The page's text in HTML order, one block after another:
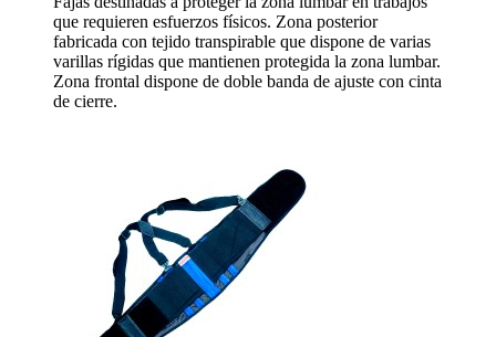
que requieren esfuerzos físicos. Zona posterior
fabricada con tejido transpirable que dispone de varias
varillas rígidas que mantienen protegida la zona lumbar.
Zona frontal dispone de doble banda de ajuste con cinta
de cierre.